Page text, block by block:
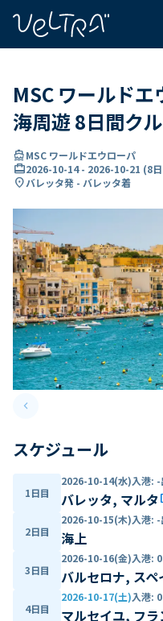
MSC ワールド
海周遊 8日間ク
directions_boatMSC ワールドエウローパ
card_travel2026-10-14- 2026-10-21 (8
location_onバレッタ発 - バレッタ着
keyboard_arrow_leftPrevious slide
スケジュール
1日目
2026-10-14(水)入港: -
バレッタ, マルタ
2日目
2026-10-15(木)入港: -
海上
3日目
2026-10-16(金)入港:
バルセロナ, スペ
4日目
2026-10-17(土)入港:
マルセイユ, フラ